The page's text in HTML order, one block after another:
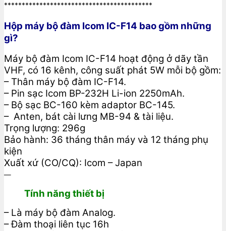
******************************************
Hộp máy bộ đàm Icom IC-F14 bao gồm những
gì?
Máy bộ đàm Icom IC-F14 hoạt động ở dãy tần
VHF, có 16 kênh, công suất phát 5W mỗi bộ gồm:
– Thân máy bộ đàm IC-F14.
– Pin sạc Icom BP-232H Li-ion 2250mAh.
– Bộ sạc BC-160 kèm adaptor BC-145.
– Anten, bát cài lưng MB-94 & tài liệu.
Trọng lượng: 296g
Bảo hành: 36 tháng thân máy và 12 tháng phụ
kiện
Xuất xứ (CO/CQ): Icom – Japan
—
Tính năng thiết bị
– Là máy bộ đàm Analog.
– Đàm thoại liên tục 16h